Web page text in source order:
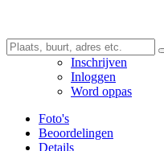
Inschrijven
Inloggen
Word oppas
Foto's
Beoordelingen
Details